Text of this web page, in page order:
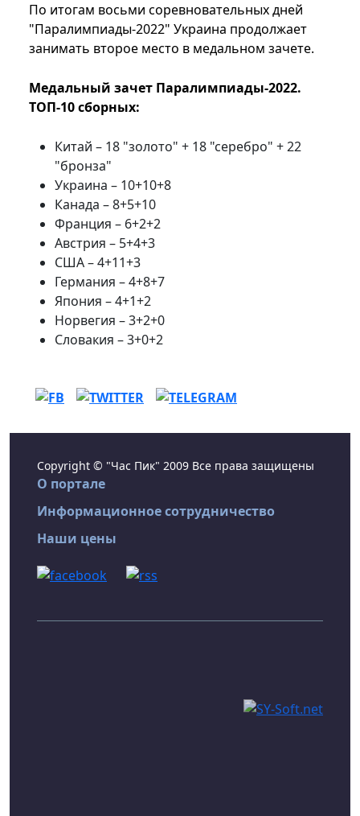
По итогам восьми соревновательных дней
"Паралимпиады-2022" Украина продолжает
занимать второе место в медальном зачете.
Медальный зачет Паралимпиады-2022.
ТОП-10 сборных:
Китай – 18 "золото" + 18 "серебро" + 22
"бронза"
Украина – 10+10+8
Канада – 8+5+10
Франция – 6+2+2
Австрия – 5+4+3
США – 4+11+3
Германия – 4+8+7
Япония – 4+1+2
Норвегия – 3+2+0
Словакия – 3+0+2
Copyright © "Час Пик" 2009 Все права защищены
О портале
Информационное сотрудничество
Наши цены